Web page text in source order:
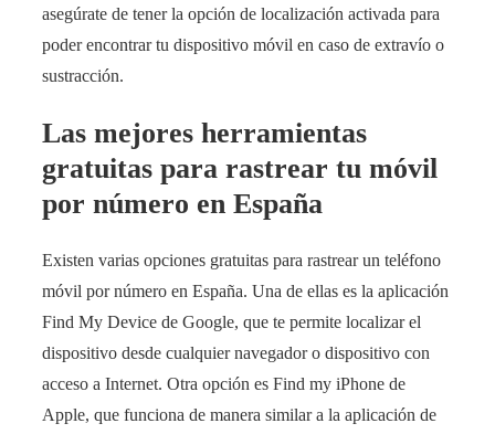
asegúrate de tener la opción de localización activada para
poder encontrar tu dispositivo móvil en caso de extravío o
sustracción.
Las mejores herramientas
gratuitas para rastrear tu móvil
por número en España
Existen varias opciones gratuitas para rastrear un teléfono
móvil por número en España. Una de ellas es la aplicación
Find My Device de Google, que te permite localizar el
dispositivo desde cualquier navegador o dispositivo con
acceso a Internet. Otra opción es Find my iPhone de
Apple, que funciona de manera similar a la aplicación de